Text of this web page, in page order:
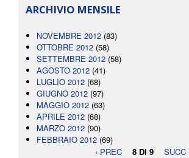
ARCHIVIO MENSILE
NOVEMBRE 2012 (83)
OTTOBRE 2012 (58)
SETTEMBRE 2012 (58)
AGOSTO 2012 (41)
LUGLIO 2012 (68)
GIUGNO 2012 (97)
MAGGIO 2012 (63)
APRILE 2012 (68)
MARZO 2012 (90)
FEBBRAIO 2012 (69)
‹ PREC
8 DI 9 SUCC